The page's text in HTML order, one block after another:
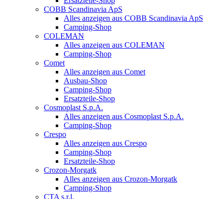
COBB Scandinavia ApS
Alles anzeigen aus COBB Scandinavia ApS
Camping-Shop
COLEMAN
Alles anzeigen aus COLEMAN
Camping-Shop
Comet
Alles anzeigen aus Comet
Ausbau-Shop
Camping-Shop
Ersatzteile-Shop
Cosmoplast S.p.A.
Alles anzeigen aus Cosmoplast S.p.A.
Camping-Shop
Crespo
Alles anzeigen aus Crespo
Camping-Shop
Ersatzteile-Shop
Crozon-Morgatk
Alles anzeigen aus Crozon-Morgatk
Camping-Shop
CTA s.r.l.